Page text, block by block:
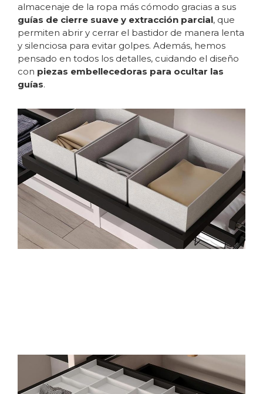
almacenaje de la ropa más cómodo gracias a sus
guías de cierre suave y extracción parcial, que
permiten abrir y cerrar el bastidor de manera lenta
y silenciosa para evitar golpes. Además, hemos
pensado en todos los detalles, cuidando el diseño
con piezas embellecedoras para ocultar las
guías.